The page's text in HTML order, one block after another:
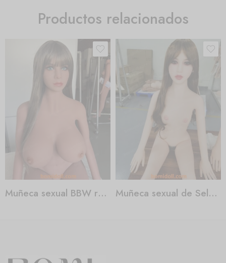
Productos relacionados
Muñeca sexual BBW realista Muñeca sexual de Selena Gomez